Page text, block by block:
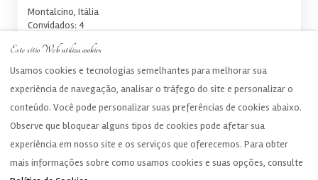
Montalcino, Itália
Convidados: 4
Português EUR +393495555685
Este sítio Web utiliza cookies
Usamos cookies e tecnologias semelhantes para melhorar sua
experiência de navegação, analisar o tráfego do site e personalizar o
conteúdo. Você pode personalizar suas preferências de cookies abaixo.
Observe que bloquear alguns tipos de cookies pode afetar sua
experiência em nosso site e os serviços que oferecemos. Para obter
mais informações sobre como usamos cookies e suas opções, consulte